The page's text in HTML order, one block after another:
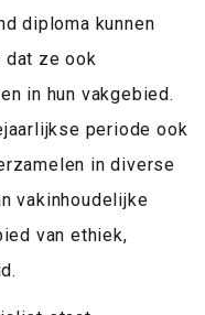
diploma kunnen
dat ze ook
in hun vakgebied.
periode ook
in diverse
vakinhoudelijke
van ethiek,